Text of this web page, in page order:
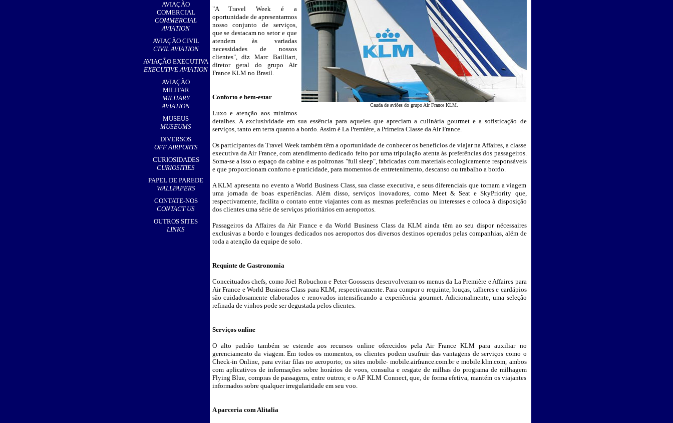
AVIAÇÃO
COMERCIAL
COMMERCIAL
AVIATION
AVIAÇÃO CIVIL
CIVIL AVIATION
AVIAÇÃO EXECUTIVA
EXECUTIVE AVIATION
AVIAÇÃO
MILITAR
MILITARY
AVIATION
MUSEUS
MUSEUMS
DIVERSOS
OFF AIRPORTS
CURIOSIDADES
CURIOSITIES
PAPEL DE PAREDE
WALLPAPERS
CONTATE-NOS
CONTACT US
OUTROS SITES
LINKS
Cauda de aviões do grupo Air France KLM.
"A Travel Week é a
oportunidade de apresentarmos
nosso conjunto de serviços,
que se destacam no setor e que
atendem às variadas
necessidades de nossos
clientes", diz Marc Bailliart,
diretor geral do grupo Air
France KLM no Brasil.
Conforto e bem-estar
Luxo e atenção aos mínimos
detalhes. A exclusividade em sua essência para aqueles que apreciam a culinária gourmet e a sofisticação de
serviços, tanto em terra quanto a bordo. Assim é La Première, a Primeira Classe da Air France.
Os participantes da Travel Week também têm a oportunidade de conhecer os benefícios de viajar na Affaires, a classe
executiva da Air France, com atendimento dedicado feito por uma tripulação atenta às preferências dos passageiros.
Soma-se a isso o espaço da cabine e as poltronas "full sleep", fabricadas com materiais ecologicamente responsáveis
e que proporcionam conforto e praticidade, para momentos de entretenimento, descanso ou trabalho a bordo.
A KLM apresenta no evento a World Business Class, sua classe executiva, e seus diferenciais que tornam a viagem
uma jornada de boas experiências. Além disso, serviços inovadores, como Meet & Seat e SkyPriority que,
respectivamente, facilita o contato entre viajantes com as mesmas preferências ou interesses e coloca à disposição
dos clientes uma série de serviços prioritários em aeroportos.
Passageiros da Affaires da Air France e da World Business Class da KLM ainda têm ao seu dispor nécessaires
exclusivas a bordo e lounges dedicados nos aeroportos dos diversos destinos operados pelas companhias, além de
toda a atenção da equipe de solo.
Requinte de Gastronomia
Conceituados chefs, como Jöel Robuchon e Peter Goossens desenvolveram os menus da La Première e Affaires para
Air France e World Business Class para KLM, respectivamente. Para compor o requinte, louças, talheres e cardápios
são cuidadosamente elaborados e renovados intensificando a experiência gourmet. Adicionalmente, uma seleção
refinada de vinhos pode ser degustada pelos clientes.
Serviços online
O alto padrão também se estende aos recursos online oferecidos pela Air France KLM para auxiliar no
gerenciamento da viagem. Em todos os momentos, os clientes podem usufruir das vantagens de serviços como o
Check-in Online, para evitar filas no aeroporto; os sites mobile- mobile.airfrance.com.br e mobile.klm.com, ambos
com aplicativos de informações sobre horários de voos, consulta e resgate de milhas do programa de milhagem
Flying Blue, compras de passagens, entre outros; e o AF KLM Connect, que, de forma efetiva, mantém os viajantes
informados sobre qualquer irregularidade em seu voo.
A parceria com Alitalia